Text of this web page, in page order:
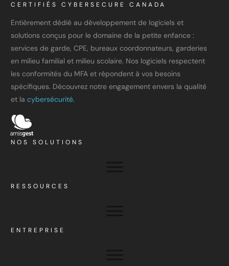
CERTIFIÉS CYBERSECURE CANADA
Entièrement dédié au développement de logiciels et
solutions conçus pour le domaine de la petite enfance :
services de garde, CPE, bureaux coordonnateurs, garderies
en milieu familial et milieu scolaire. Nos logiciels respectent
les conformités du MFA et répondent à vos besoins
spécifiques. Découvrez notre engagement envers la qualité
et la cybersécurité.
NOS SOLUTIONS
RESSOURCES
ENTREPRISE